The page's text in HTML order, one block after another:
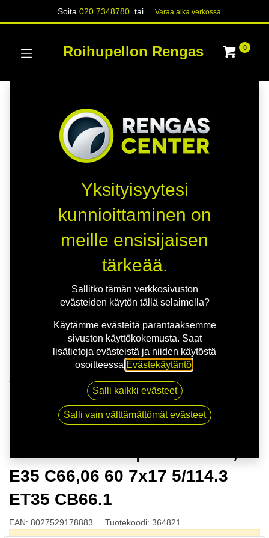
Soita020 7348780 tai Varaa aika verk​​​​ossa
Roihupellon Rengas 0
MSW 80 G.BLK | 7X17 5-114,3 E35 C66,06 60 7x17
5/114.3 ET35 CB66.1
E35 C66,06 60 7x17 5/114.3
ET35 CB66.1
EAN: 8027529178883 Tuotekoodi: 364821
Yksityisyytesi
kunnioittaminen on
meille ensisijaisen
tärkeää.
Sallitko tämän verkkosivuston
evästeiden käytön tällä selaimella?
Käytämme evästeitä parantaaksemme
sivuston käyttökokemusta. Saat
lisätietoja evästeistä ja niiden käytöstä
osoitteessa Evästekäytäntö
Salli kaikki evästeet
Salli vain välttämättömät evästeet